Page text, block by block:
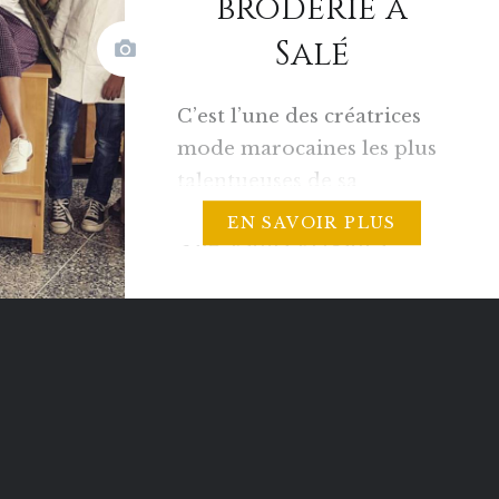
Salé
C’est l’une des créatrices
mode marocaines les plus
talentueuses de sa
génération. Originaire de
Salé, Fadila El Gadi a
EN SAVOIR PLUS